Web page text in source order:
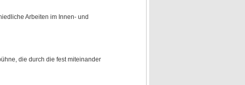
Arbeiten im Innen- und
die durch die fest miteinander